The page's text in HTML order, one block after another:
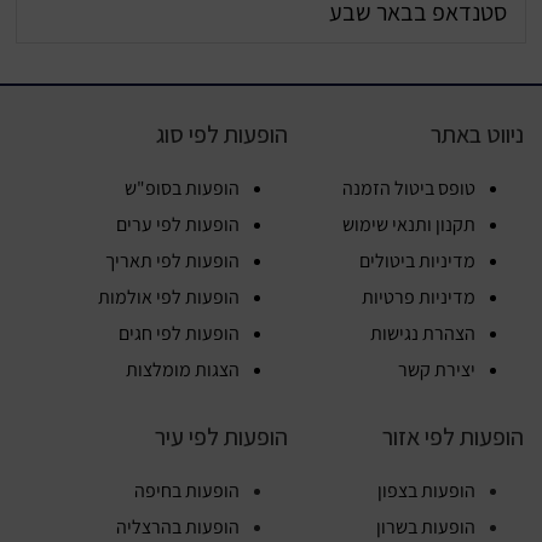
סטנדאפ בבאר שבע
ניווט באתר
טופס ביטול הזמנה
תקנון ותנאי שימוש
מדיניות ביטולים
מדיניות פרטיות
הצהרת נגישות
יצירת קשר
הופעות לפי סוג
הופעות בסופ"ש
הופעות לפי ערים
הופעות לפי תאריך
הופעות לפי אולמות
הופעות לפי חגים
הצגות מומלצות
הופעות לפי אזור
הופעות בצפון
הופעות בשרון
הופעות לפי עיר
הופעות בחיפה
הופעות בהרצליה